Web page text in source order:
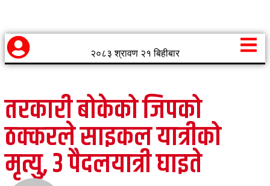
२०८३ श्रावण २१ बिहीबार
तरकारी बोकेको जिपको
ठक्करले साइकल यात्रीको
मृत्यु, ३ पैदलयात्री घाइते